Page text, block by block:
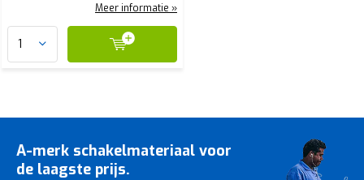
Meer informatie »
A-merk schakelmateriaal voor
de laagste prijs.